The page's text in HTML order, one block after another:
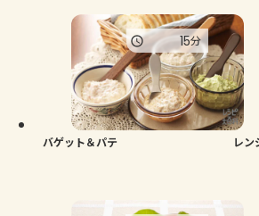
バゲット＆パテ
15分
レン